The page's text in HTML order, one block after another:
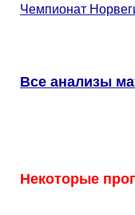
Чемпионат
Все анализы
Некоторые